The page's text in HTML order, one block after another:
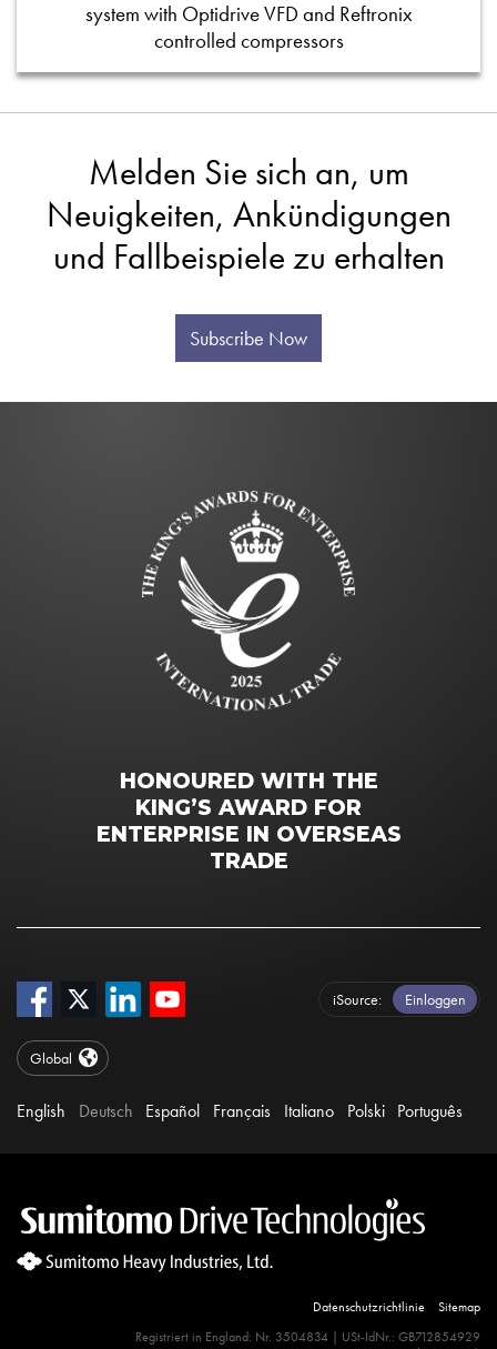
system with Optidrive VFD and Reftronix
controlled compressors
Melden Sie sich an, um
Neuigkeiten, Ankündigungen
und Fallbeispiele zu erhalten
Subscribe Now
HONOURED WITH THE
KING’S AWARD FOR
ENTERPRISE IN OVERSEAS
TRADE
iSource Einloggen
Global
English Deutsch Español Français Italiano Polski Português
Datenschutzrichtlinie
Sitemap
Registriert in England: Nr. 3504834 | USt-IdNr.: GB712854929
Site Search 360 Error:There is no input element for the